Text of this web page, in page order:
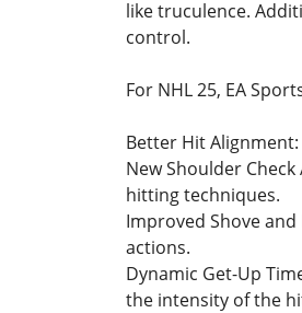
like truculence.
control.
For NHL 25, EA
Better Hit
New Shoulder
hitting techniques.
Improved Shove
actions.
Dynamic Get-Up
the intensity of the